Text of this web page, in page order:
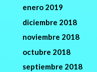
enero 2019
diciembre 2018
noviembre 2018
octubre 2018
septiembre 2018